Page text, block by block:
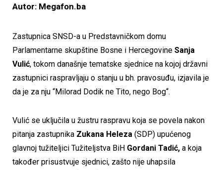
Autor: Megafon.ba
Zastupnica SNSD-a u Predstavničkom domu
Parlamentarne skupštine Bosne i Hercegovine Sanja
Vulić, tokom današnje tematske sjednice na kojoj državni
zastupnici raspravljaju o stanju u bh. pravosuđu, izjavila je
da je za nju “Milorad Dodik ne Tito, nego Bog“.
Vulić se uključila u žustru raspravu koja se povela nakon
pitanja zastupnika Zukana Heleza (SDP) upućenog
glavnoj tužiteljici Tužiteljstva BiH Gordani Tadić, a koja
također prisustvuje sjednici, zašto nije uhapsila